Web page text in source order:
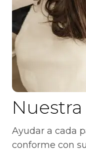
Ayudar a cada
conforme con